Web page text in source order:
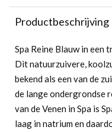
Productbeschrijving
Spa Reine Blauw in een
Dit natuurzuivere,
bekend als een van de
de lange ondergrondse
van de Venen in Spa is
laag in natrium en